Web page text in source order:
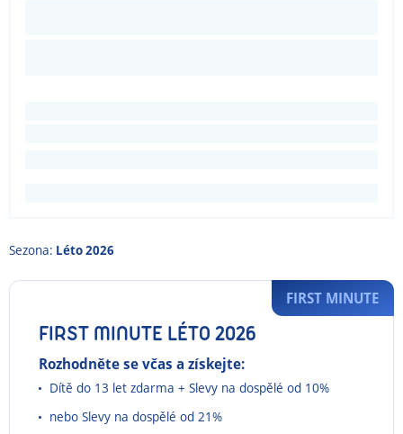
Sezona: Léto 2026
FIRST MINUTE LÉTO 2026
Rozhodněte se včas a získejte:
Dítě do 13 let zdarma + Slevy na dospělé od 10%
nebo Slevy na dospělé od 21%
FIRST MINUTE